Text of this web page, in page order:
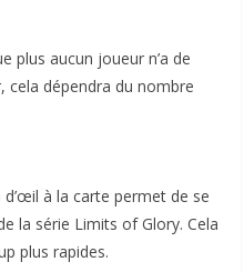
plus aucun joueur n’a de
cela dépendra du nombre
à la carte permet de se
la série Limits of Glory. Cela
plus rapides.